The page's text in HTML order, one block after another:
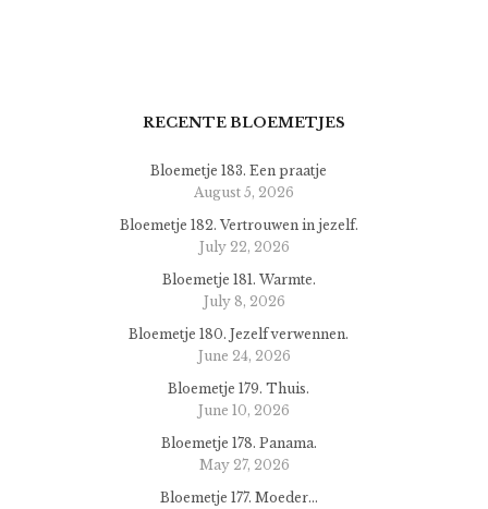
RECENTE BLOEMETJES
Bloemetje 183. Een praatje
August 5, 2026
Bloemetje 182. Vertrouwen in jezelf.
July 22, 2026
Bloemetje 181. Warmte.
July 8, 2026
Bloemetje 180. Jezelf verwennen.
June 24, 2026
Bloemetje 179. Thuis.
June 10, 2026
Bloemetje 178. Panama.
May 27, 2026
Bloemetje 177. Moeder…